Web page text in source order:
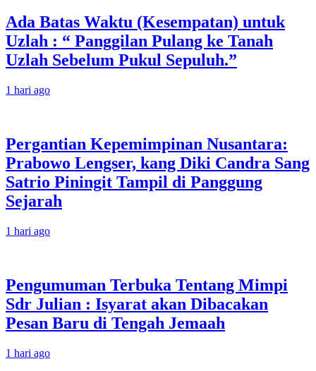
Ada Batas Waktu (Kesempatan) untuk
Uzlah : “ Panggilan Pulang ke Tanah
Uzlah Sebelum Pukul Sepuluh.”
1 hari ago
Pergantian Kepemimpinan Nusantara:
Prabowo Lengser, kang Diki Candra Sang
Satrio Piningit Tampil di Panggung
Sejarah
1 hari ago
Pengumuman Terbuka Tentang Mimpi
Sdr Julian : Isyarat akan Dibacakan
Pesan Baru di Tengah Jemaah
1 hari ago